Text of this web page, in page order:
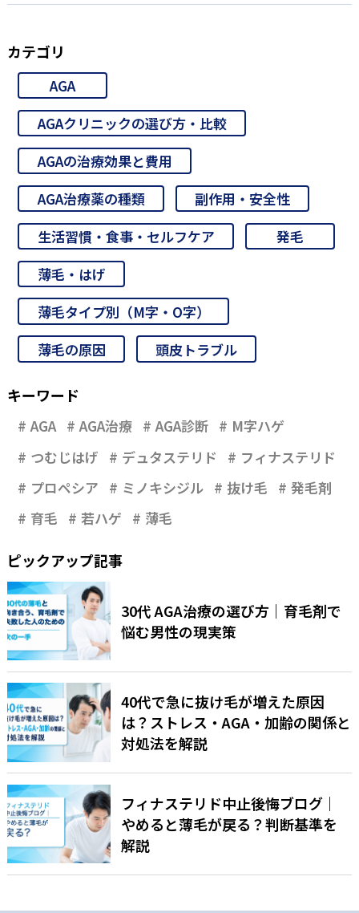
カテゴリ
AGA
AGAクリニックの選び方・比較
AGAの治療効果と費用
AGA治療薬の種類
副作用・安全性
生活習慣・食事・セルフケア
発毛
薄毛・はげ
薄毛タイプ別（M字・O字）
薄毛の原因
頭皮トラブル
キーワード
AGA AGA治療 AGA診断
M字ハゲ
つむじはげ
デュタステリド
フィナステリド
プロペシア
ミノキシジル 抜け毛
発毛剤
育毛
若ハゲ 薄毛
ピックアップ記事
30代 AGA治療の選び方｜育毛剤で
悩む男性の現実策
40代で急に抜け毛が増えた原因
は？ストレス・AGA・加齢の関係と
対処法を解説
フィナステリド中止後悔ブログ｜
やめると薄毛が戻る？判断基準を
解説